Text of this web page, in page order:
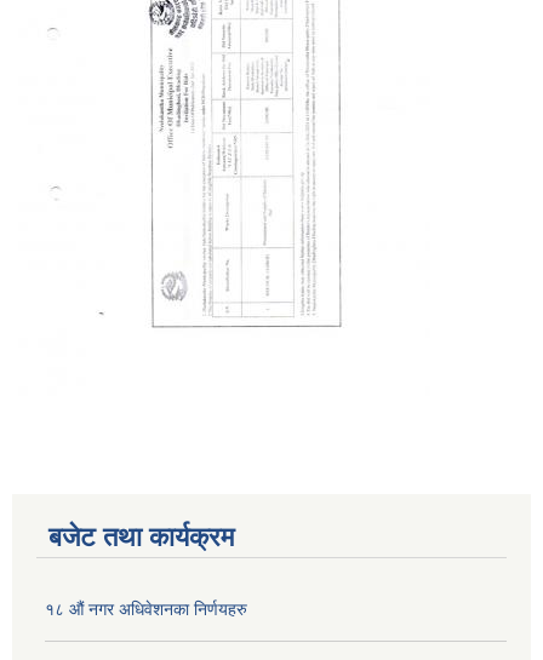
बजेट तथा कार्यक्रम
१८ औं नगर अधिवेशनका निर्णयहरु